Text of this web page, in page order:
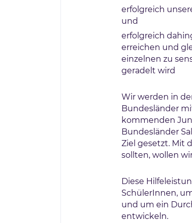
erfolgreich
und
erfolgreich
erreichen und
einzelnen zu
geradelt wird
Wir werden in
Bundesländer
kommenden
Bundesländer
Ziel gesetzt. Mit
sollten, wollen
Diese
SchülerInnen,
und um ein
entwickeln.